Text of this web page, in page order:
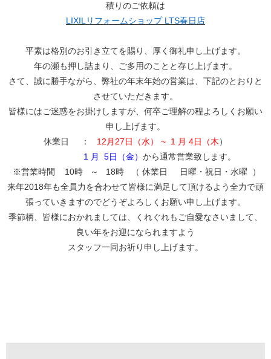
積りのご依頼は
LIXILリフォームショップ LTS春日店
平素は格別のお引き立てを賜り、厚く御礼申し上げます。
年の瀬も押し詰まり、ご多用のことと存じ上げます。
さて、誠に勝手ながら、弊社の年末年始の営業は、下記のとおりと
させていただきます。
皆様にはご迷惑をお掛けしますが、何卒ご理解の程よろしくお願い
申し上げます。
休業日 ： 12月27日（水） ~ 1 月 4日（木）
1 月 5日（金） から通常営業致します。
※営業時間 10時 ～ 18時 （ 休業日 日曜・祝日・水曜 ）
来年2018年も全員力を合わせて皆様に満足して頂けるよう全力で頑
張っていきますのでどうぞよろしくお願い申し上げます。
季節柄、皆様におかれましては、くれぐれもご自愛なさいまして、
良い年をお迎になられますよう
スタッフ一同お祈り申し上げます。